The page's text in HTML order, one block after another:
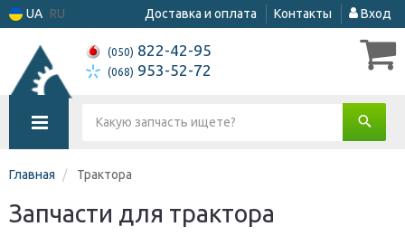
UA RU Доставка и оплата Контакты Вход
(050) 822-42-95
(068) 953-52-72
Главная Трактора
Запчасти для трактора